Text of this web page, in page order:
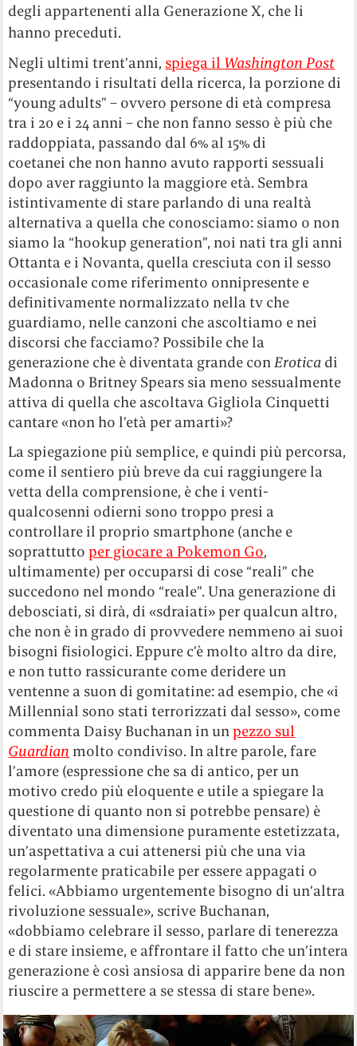
degli appartenenti alla Generazione X, che li
hanno preceduti.
Negli ultimi trent’anni, spiega il Washington Post
presentando i risultati della ricerca, la porzione di
“young adults” – ovvero persone di età compresa
tra i 20 e i 24 anni – che non fanno sesso è più che
raddoppiata, passando dal 6% al 15% di
coetanei che non hanno avuto rapporti sessuali
dopo aver raggiunto la maggiore età. Sembra
istintivamente di stare parlando di una realtà
alternativa a quella che conosciamo: siamo o non
siamo la “hookup generation”, noi nati tra gli anni
Ottanta e i Novanta, quella cresciuta con il sesso
occasionale come riferimento onnipresente e
definitivamente normalizzato nella tv che
guardiamo, nelle canzoni che ascoltiamo e nei
discorsi che facciamo? Possibile che la
generazione che è diventata grande conErotica di
Madonna o Britney Spears sia meno sessualmente
attiva di quella che ascoltava Gigliola Cinquetti
cantare «non ho l’età per amarti»?
La spiegazione più semplice, e quindi più percorsa,
come il sentiero più breve da cui raggiungere la
vetta della comprensione, è che i venti-
qualcosenni odierni sono troppo presi a
controllare il proprio smartphone (anche e
soprattuttoper giocare a Pokemon Go,
ultimamente) per occuparsi di cose “reali” che
succedono nel mondo “reale”. Una generazione di
debosciati, si dirà, di «sdraiati» per qualcun altro,
che non è in grado di provvedere nemmeno ai suoi
bisogni fisiologici. Eppure c’è molto altro da dire,
e non tutto rassicurante come deridere un
ventenne a suon di gomitatine: ad esempio, che «i
Millennial sono stati terrorizzati dal sesso», come
commenta Daisy Buchanan in unpezzo sul
Guardian molto condiviso. In altre parole, fare
l’amore (espressione che sa di antico, per un
motivo credo più eloquente e utile a spiegare la
questione di quanto non si potrebbe pensare) è
diventato una dimensione puramente estetizzata,
un’aspettativa a cui attenersi più che una via
regolarmente praticabile per essere appagati o
felici. «Abbiamo urgentemente bisogno di un’altra
rivoluzione sessuale», scrive Buchanan,
«dobbiamo celebrare il sesso, parlare di tenerezza
e di stare insieme, e affrontare il fatto che un’intera
generazione è così ansiosa di apparire bene da non
riuscire a permettere a se stessa di stare bene».